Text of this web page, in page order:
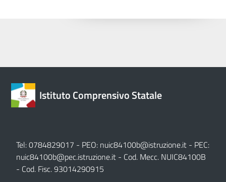
Istituto Comprensivo Statale
Tel: 0784829017 - PEO: nuic84100b@istruzione.it - PEC:
nuic84100b@pec.istruzione.it - Cod. Mecc. NUIC84100B
- Cod. Fisc. 93014290915